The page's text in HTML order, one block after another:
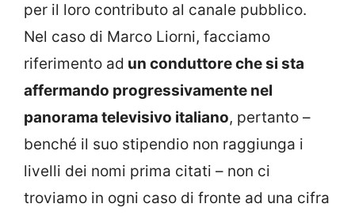
per il loro contributo al canale pubblico.
Nel caso di Marco Liorni, facciamo
riferimento ad un conduttore che si sta
affermando progressivamente nel
panorama televisivo italiano, pertanto –
benché il suo stipendio non raggiunga i
livelli dei nomi prima citati – non ci
troviamo in ogni caso di fronte ad una cifra